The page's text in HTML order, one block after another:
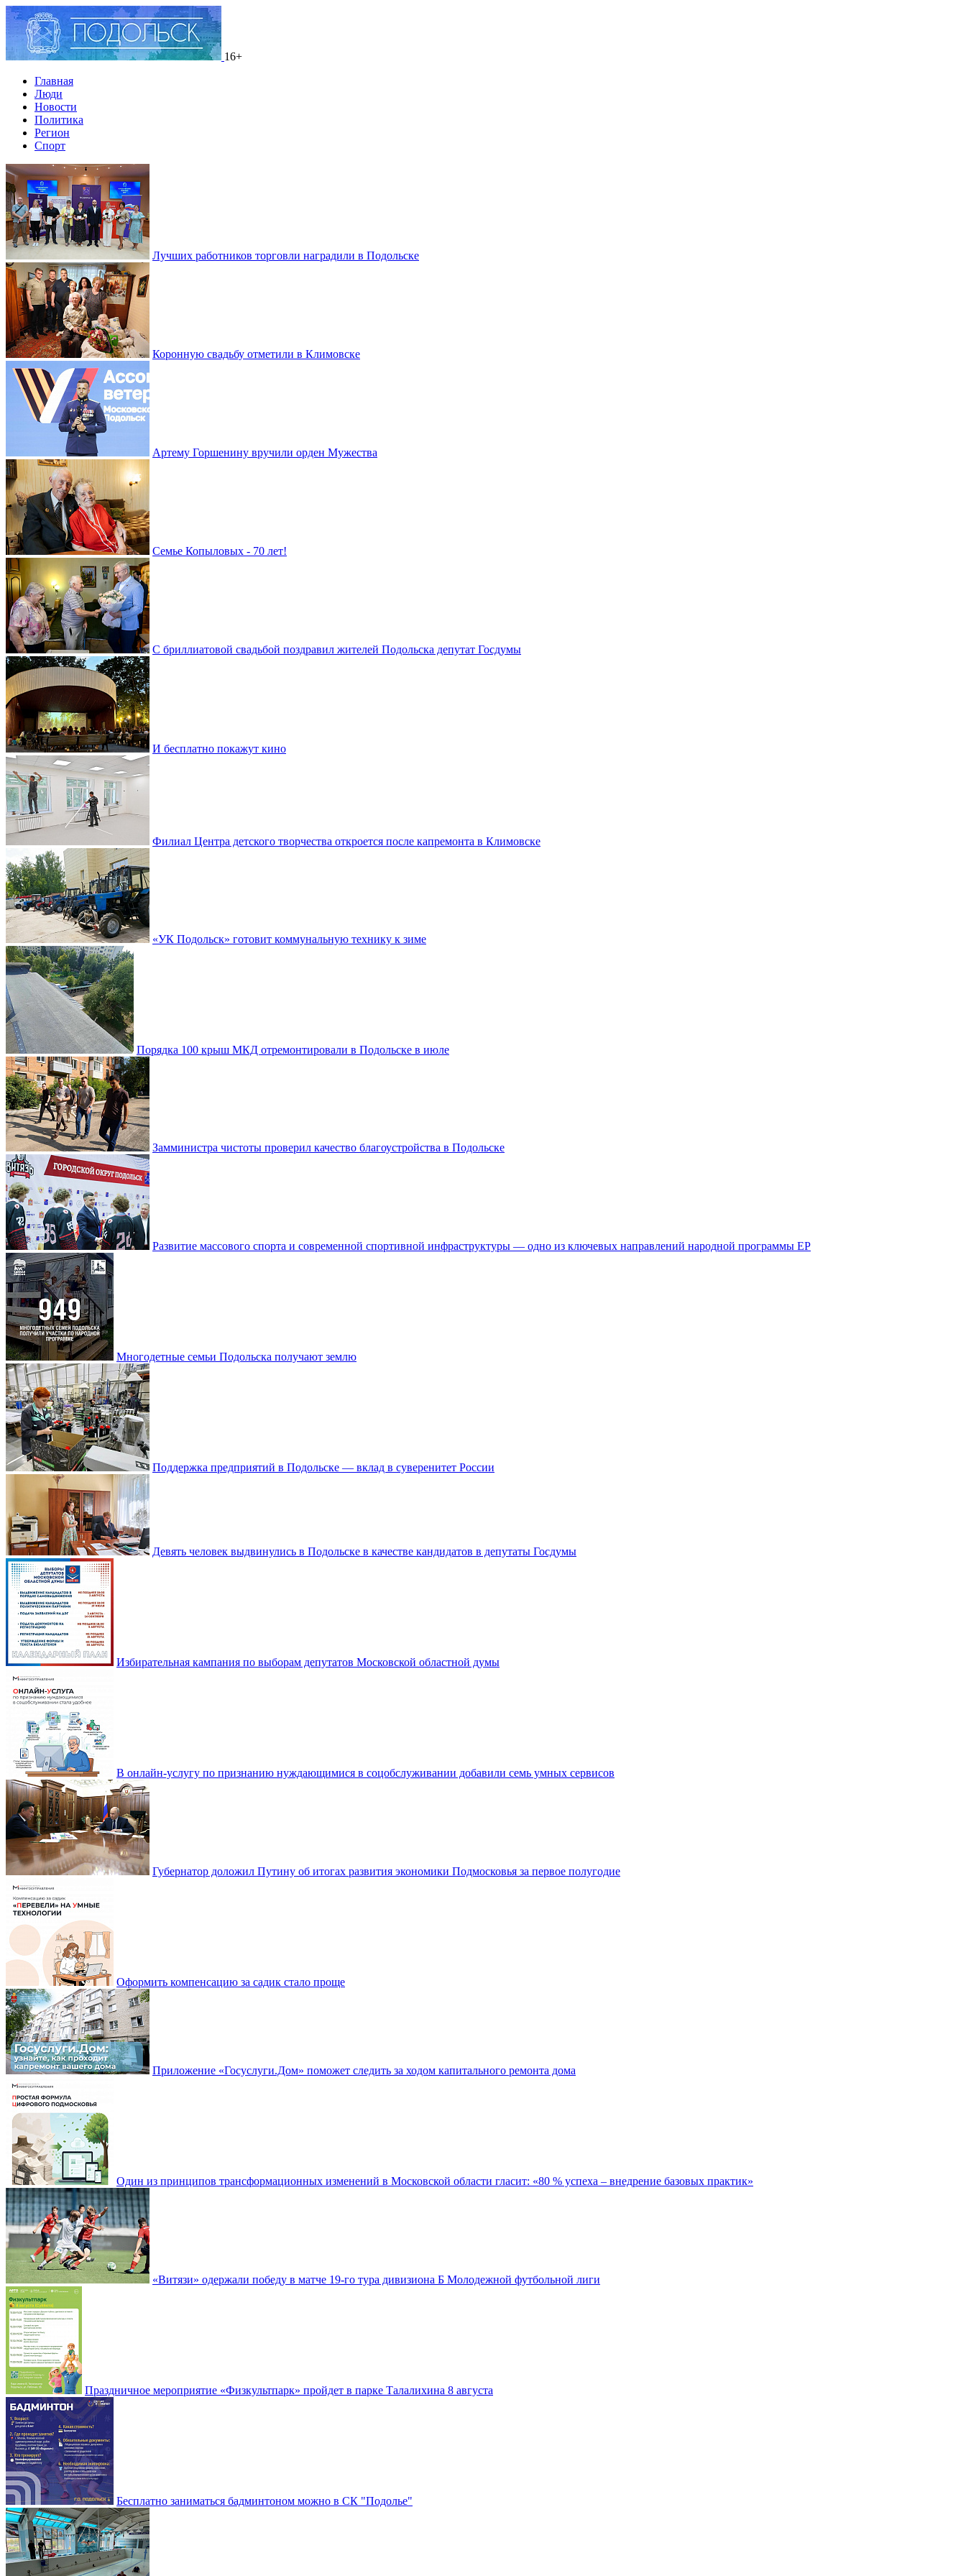
16+
Главная
Люди
Новости
Политика
Регион
Спорт
Лучших работников торговли наградили в Подольске
Коронную свадьбу отметили в Климовске
Артему Горшенину вручили орден Мужества
Семье Копыловых - 70 лет!
С бриллиатовой свадьбой поздравил жителей Подольска депутат Госдумы
И бесплатно покажут кино
Филиал Центра детского творчества откроется после капремонта в Климовске
«УК Подольск» готовит коммунальную технику к зиме
Порядка 100 крыш МКД отремонтировали в Подольске в июле
Замминистра чистоты проверил качество благоустройства в Подольске
Развитие массового спорта и современной спортивной инфраструктуры — одно из ключевых направлений народной программы ЕР
Многодетные семьи Подольска получают землю
Поддержка предприятий в Подольске — вклад в суверенитет России
Девять человек выдвинулись в Подольске в качестве кандидатов в депутаты Госдумы
Избирательная кампания по выборам депутатов Московской областной думы
В онлайн-услугу по признанию нуждающимися в соцобслуживании добавили семь умных сервисов
Губернатор доложил Путину об итогах развития экономики Подмосковья за первое полугодие
Оформить компенсацию за садик стало проще
Приложение «Госуслуги.Дом» поможет следить за ходом капитального ремонта дома
Один из принципов трансформационных изменений в Московской области гласит: «80 % успеха – внедрение базовых практик»
«Витязи» одержали победу в матче 19-го тура дивизиона Б Молодежной футбольной лиги
Праздничное мероприятие «Физкультпарк» пройдет в парке Талалихина 8 августа
Бесплатно заниматься бадминтоном можно в СК "Подолье"